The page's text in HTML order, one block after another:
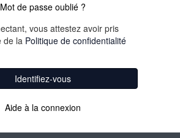
Mot de passe oublié ?
vous attestez avoir pris
de la Politique de confidentialité
Identifiez-vous
Aide à la connexion